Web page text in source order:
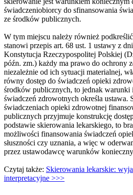
świadczeniobiorcy do sfinansowania
ze środków publicznych.
W tym miejscu należy również
stanowi przepis art. 68 ust. 1 ustawy z
Konstytucja Rzeczypospolitej Polskiej
późn. zm.) każdy ma prawo do ochrony
niezależnie od ich sytuacji materialnej,
równy dostęp do świadczeń opieki
środków publicznych, to jednak warunki
świadczeń zdrowotnych określa ustawa.
świadczeniach opieki zdrowotnej
publicznych przyjmuje konstrukcję
podstawie skierowania lekarskiego, to
możliwości finansowania świadczeń
słuszności czy uznania, a więc w
przez ustawodawcę warunków
Czytaj także: Skierowania lekarskie:
interpretacyjne >>>